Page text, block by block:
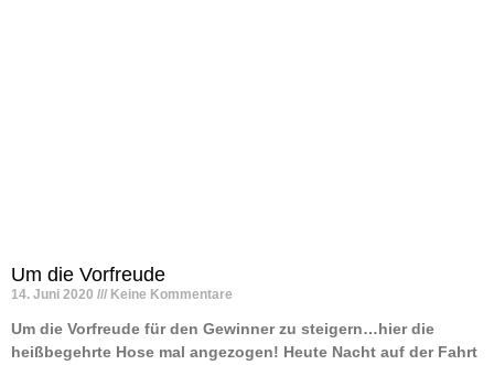
Um die Vorfreude
14. Juni 2020 Keine Kommentare
Um die Vorfreude für den Gewinner zu steigern…hier die
heißbegehrte Hose mal angezogen! Heute Nacht auf der Fahrt